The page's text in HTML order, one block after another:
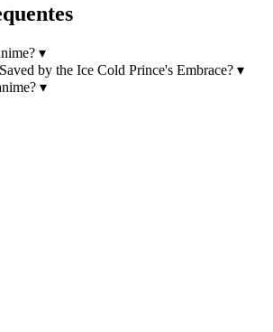
▾
by the Ice Cold Prince's Embrace? ▾
▾